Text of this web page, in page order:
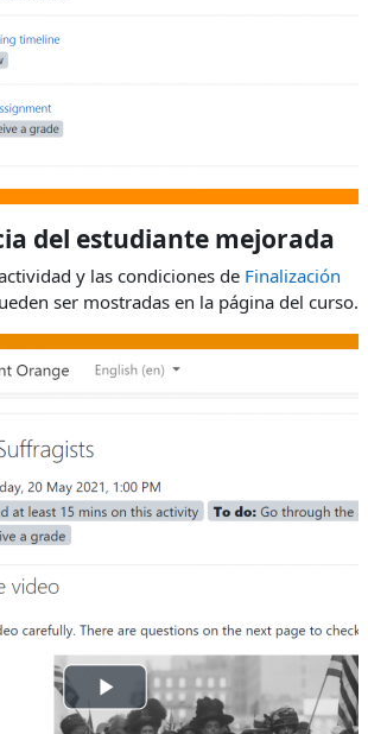
del estudiante mejorada
y las condiciones de Finalización
ser mostradas en la página del curso.